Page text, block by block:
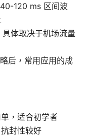
120 ms 区间波
体取决于机场流量
后，常用应用的成
，适合初学者
封性较好